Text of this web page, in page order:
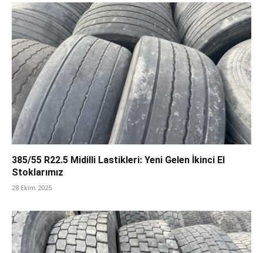
385/55 R22.5 Midilli Lastikleri: Yeni Gelen İkinci El
Stoklarımız
28 Ekim 2025